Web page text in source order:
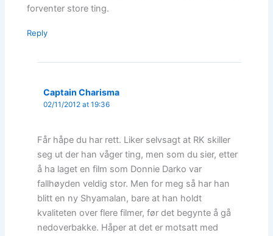
forventer store ting.
Reply
Captain Charisma
02/11/2012 at 19:36
Får håpe du har rett. Liker selvsagt at RK skiller
seg ut der han våger ting, men som du sier, etter
å ha laget en film som Donnie Darko var
fallhøyden veldig stor. Men for meg så har han
blitt en ny Shyamalan, bare at han holdt
kvaliteten over flere filmer, før det begynte å gå
nedoverbakke. Håper at det er motsatt med